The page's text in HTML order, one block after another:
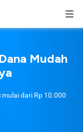
Mudah
mulai dari Rp 10.000